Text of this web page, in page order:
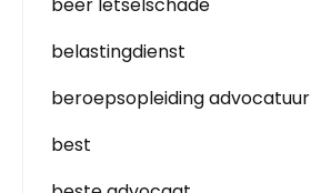
belastingdienst
beroepsopleiding advocatuur
best